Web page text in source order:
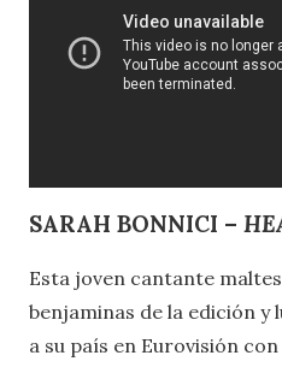
SARAH BONNICI –
Esta joven cantante
benjaminas de la edición
a su país en Eurovisión con